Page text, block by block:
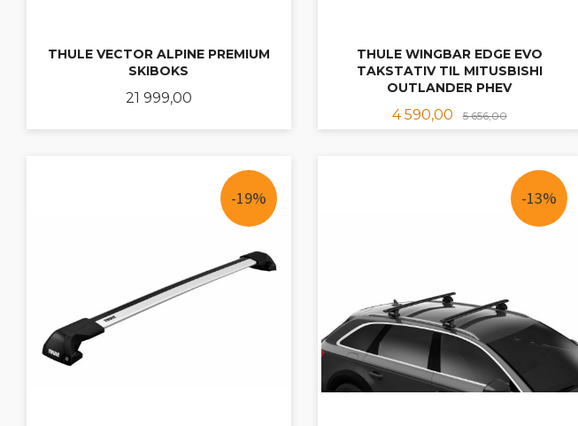
THULE VECTOR ALPINE PREMIUM
SKIBOKS
Pris
21 999,00
THULE WINGBAR EDGE EVO
TAKSTATIV TIL MITUSBISHI
OUTLANDER PHEV
Tilbud
4 590,00 5 656,00Rabatt
-19% -13%